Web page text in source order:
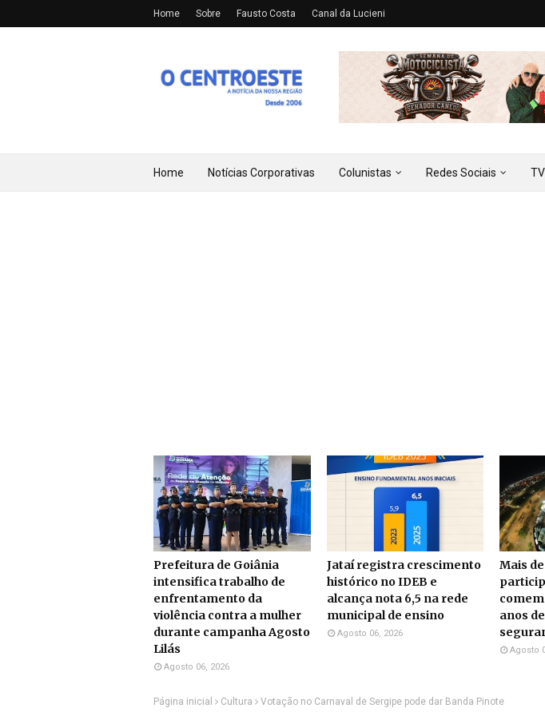
Home Sobre Fausto Costa Canal da Lucieni
Home Notícias Corporativas Colunistas Redes Sociais
Prefeitura de Goiânia
intensifica trabalho de
enfrentamento da
violência contra a mulher
durante campanha Agosto
Lilás
Agosto 06, 2026
Jataí registra crescimento
histórico no IDEB e
alcança nota 6,5 na rede
municipal de ensino
Agosto 06, 2026
Mais
anos
Agosto
Página inicial Cultura Votação no Carnaval de Sergipe pode dar Banda Pinote